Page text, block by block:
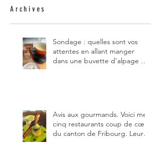
Archives
Sondage : quelles sont vos
attentes en allant manger
dans une buvette d’alpage et,
Avis aux gourmands. Voici mes
cinq restaurants coup de cœur
du canton de Fribourg. Leurs